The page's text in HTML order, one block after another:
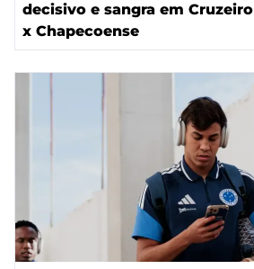
decisivo e sangra em Cruzeiro
x Chapecoense